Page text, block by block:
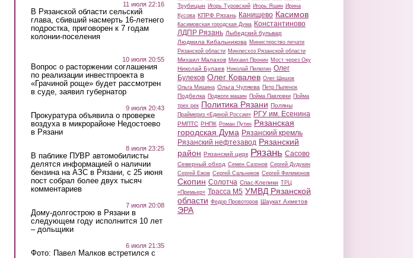
11 июля 22:16
В Рязанской области сельский
глава, сбивший насмерть 16-летнего
подростка, приговорен к 7 годам
колонии-поселения
10 июля 20:55
Вопрос о расторжении соглашения
по реализации инвестпроекта в
«Грачиной роще» будет рассмотрен
в суде, заявил губернатор
9 июля 20:43
Прокуратура объявила о проверке
воздуха в микрорайоне Недостоево
в Рязани
8 июля 23:25
В паблике ПУВР автомобилисты
делятся информацией о наличии
бензина на АЗС в Рязани, с 25 июня
пост собрал более двух тысяч
комментариев
7 июля 20:08
Дому-долгострою в Рязани в
следующем году исполнится 10 лет
– дольщики
6 июля 21:35
Фото: Павел Малков встретился с
Трубицын Игорь Туровский Игорь Яшин Ирина
Кусова КПРФ Рязань Канищево Касимов
Касимовская городская Дума Константиново
ЛДПР Рязань Лыбедский бульвар
Людмила Кибальникова Министерство печати
Рязанской области Минлесхоз Рязанской области
Михаил Малахов Михаил Пронин Мост через Оку
Николай Булаев Николай Пилюгин Олег
Булеков Олег Ковалев Олег Шишов
Ольга Мишина Ольга Чуляева Петр Пыленок
Подбелка Поджоги машин Пойма Павловки Пойма
трех рек Политика Рязани Поляны
Праймериз «Единой России» РГУ им. Есенина
РМПТС РНПК Роман Путин Рязанская
городская Дума Рязанский кремль
Рязанский нефтезавод Рязанский
район Рязанский цирк Рязань Сасово
Северный обход Семен Сазонов Сергей Дудукин
Сергей Ежов Сергей Сальников Сергей Филимонов
Скопин Солотча Спас-Клепики ТРЦ
«Премьер» Трасса М5 УМВД Рязанской
области Федор Провоторов Шаукат Ахметов
ЭРА